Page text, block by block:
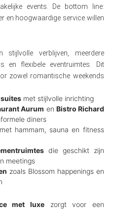
events. De bottom line:
en hoogwaardige service willen
stijlvolle verblijven, meerdere
en flexibele eventruimtes. Dit
zowel romantische weekends
met stijlvolle inrichting
Aurum en Bistro Richard
diners
met hammam, sauna en fitness
die geschikt zijn
meetings
zoals Blossom happenings en
met luxe zorgt voor een